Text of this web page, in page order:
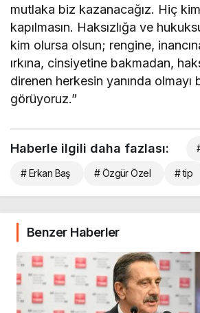
mutlaka biz kazanacağız. Hiç
kapılmasın. Haksızlığa ve
kim olursa olsun; rengine,
ırkına, cinsiyetine bakmadan,
direnen herkesin yanında
görüyoruz.”
Haberle ilgili daha fazlası:
# Erkan Baş # Özgür Özel # tip
Benzer Haberler